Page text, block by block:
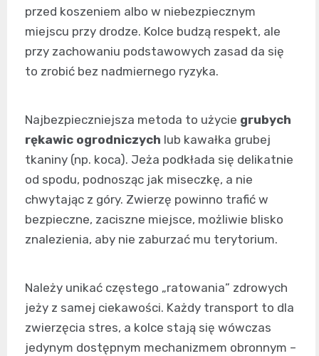
przed koszeniem albo w niebezpiecznym
miejscu przy drodze. Kolce budzą respekt, ale
przy zachowaniu podstawowych zasad da się
to zrobić bez nadmiernego ryzyka.
Najbezpieczniejsza metoda to użycie grubych
rękawic ogrodniczych lub kawałka grubej
tkaniny (np. koca). Jeża podkłada się delikatnie
od spodu, podnosząc jak miseczkę, a nie
chwytając z góry. Zwierzę powinno trafić w
bezpieczne, zaciszne miejsce, możliwie blisko
znalezienia, aby nie zaburzać mu terytorium.
Należy unikać częstego „ratowania” zdrowych
jeży z samej ciekawości. Każdy transport to dla
zwierzęcia stres, a kolce stają się wówczas
jedynym dostępnym mechanizmem obronnym –